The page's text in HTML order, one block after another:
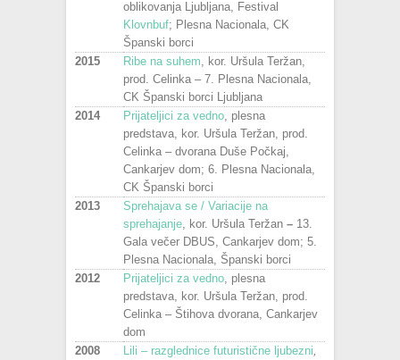
oblikovanja Ljubljana, Festival
Klovnbuf; Plesna Nacionala, CK
Španski borci
2015
Ribe na suhem , kor. Uršula Teržan,
prod. Celinka – 7. Plesna Nacionala,
CK Španski borci Ljubljana
2014
Prijateljici za vedno , plesna
predstava, kor. Uršula Teržan, prod.
Celinka – dvorana Duše Počkaj,
Cankarjev dom; 6. Plesna Nacionala,
CK Španski borci
2013
Sprehajava se / Variacije na
sprehajanje , kor. Uršula Teržan – 13.
Gala večer DBUS, Cankarjev dom; 5.
Plesna Nacionala, Španski borci
2012
Prijateljici za vedno , plesna
predstava, kor. Uršula Teržan, prod.
Celinka – Štihova dvorana, Cankarjev
dom
2008
Lili – razglednice futuristične ljubezni